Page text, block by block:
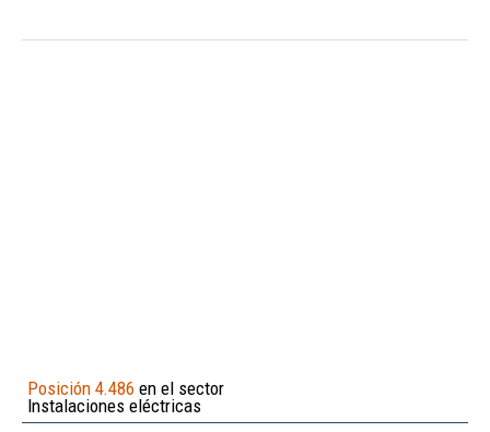
Posición 4.486 en el sector
Instalaciones eléctricas